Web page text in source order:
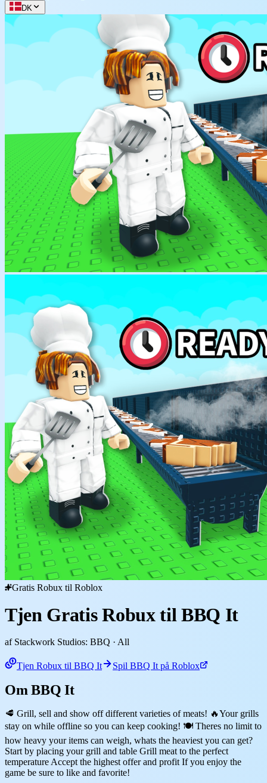
DK
Gratis Robux til Roblox
Tjen Gratis Robux til BBQ It
af Stackwork Studios: BBQ · All
Tjen Robux til BBQ It Spil BBQ It på Roblox
Om BBQ It
🥩 Grill, sell and show off different varieties of meats! 🔥Your grills
stay on while offline so you can keep cooking! 🍽️ Theres no limit to
how heavy your items can weigh, whats the heaviest you can get?
Start by placing your grill and table Grill meat to the perfect
temperature Accept the highest offer and profit If you enjoy the
game be sure to like and favorite!